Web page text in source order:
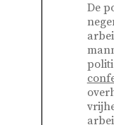
De